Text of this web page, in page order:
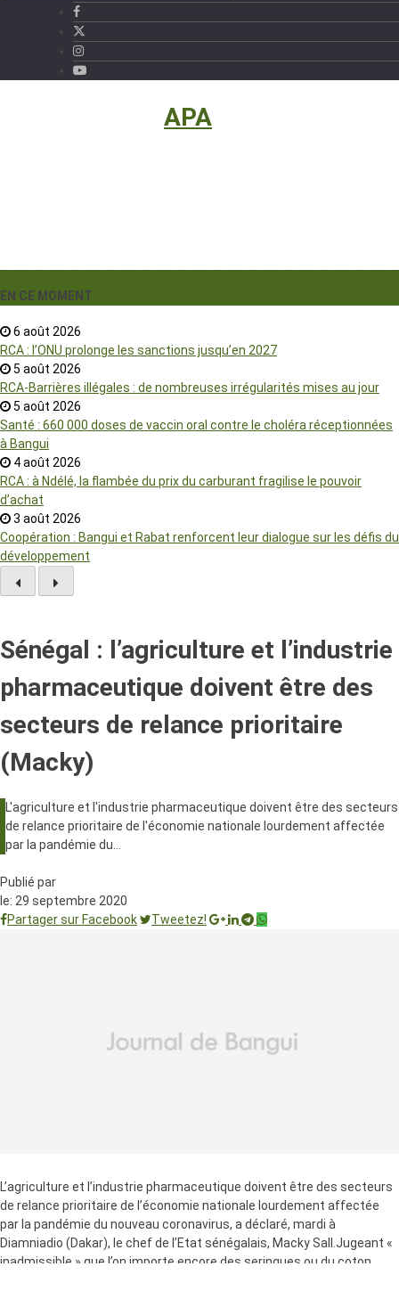
APA
EN CE MOMENT
6 août 2026
RCA : l’ONU prolonge les sanctions jusqu’en 2027
5 août 2026
RCA-Barrières illégales : de nombreuses irrégularités mises au jour
5 août 2026
Santé : 660 000 doses de vaccin oral contre le choléra réceptionnées
à Bangui
4 août 2026
RCA : à Ndélé, la flambée du prix du carburant fragilise le pouvoir
d’achat
3 août 2026
Coopération : Bangui et Rabat renforcent leur dialogue sur les défis du
développement
Sénégal : l’agriculture et l’industrie
pharmaceutique doivent être des
secteurs de relance prioritaire
(Macky)
L'agriculture et l'industrie pharmaceutique doivent être des secteurs
de relance prioritaire de l'économie nationale lourdement affectée
par la pandémie du…
Publié par
le: 29 septembre 2020
Partager sur Facebook
Tweetez!
L’agriculture et l’industrie pharmaceutique doivent être des secteurs
de relance prioritaire de l’économie nationale lourdement affectée
par la pandémie du nouveau coronavirus, a déclaré, mardi à
Diamniadio (Dakar), le chef de l’Etat sénégalais, Macky Sall.Jugeant «
inadmissible » que l’on importe encore des seringues ou du coton